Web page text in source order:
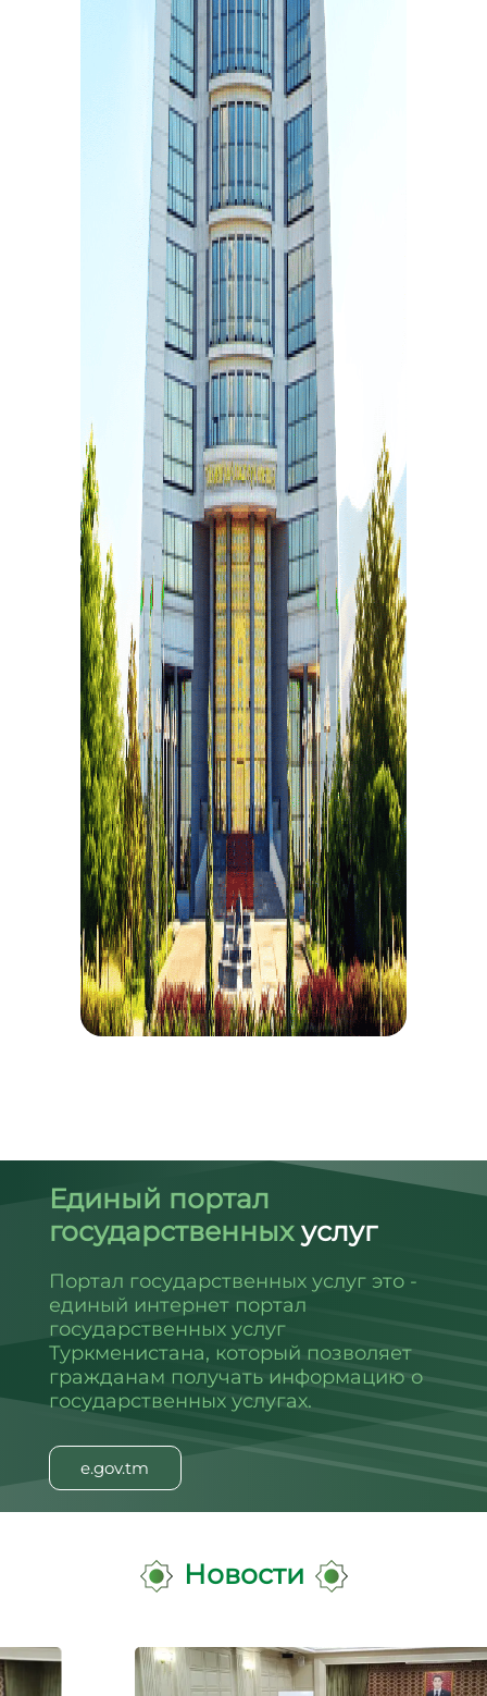
Единый портал
государственных услуг
Портал государственных услуг это -
единый интернет портал
государственных услуг
Туркменистана, который позволяет
гражданам получать информацию о
государственных услугах.
e.gov.tm
Новости